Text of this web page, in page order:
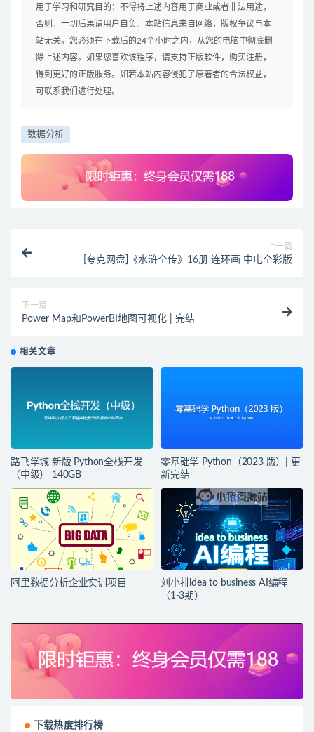
用于学习和研究目的；不得将上述内容用于商业或者非法用途，
否则，一切后果请用户自负。本站信息来自网络，版权争议与本
站无关。您必须在下载后的24个小时之内，从您的电脑中彻底删
除上述内容。如果您喜欢该程序，请支持正版软件，购买注册，
得到更好的正版服务。如若本站内容侵犯了原著者的合法权益，
可联系我们进行处理。
数据分析
上一篇
[夸克网盘]《水浒全传》16册 连环画 中电全彩版
下一篇
Power Map和PowerBI地图可视化 | 完结
相关文章
路飞学城 新版 Python全栈开发
（中级） 140GB
零基础学 Python（2023 版）| 更
新完结
阿里数据分析企业实训项目
刘小排idea to business AI编程
（1-3期）
下载热度排行榜